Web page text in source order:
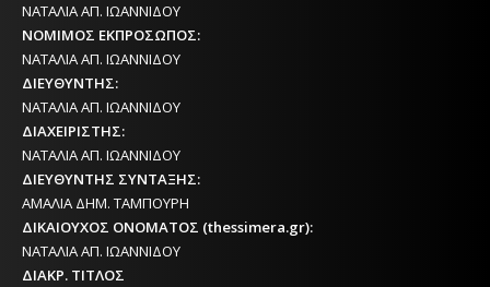
ΝΑΤΑΛΙΑ ΑΠ. ΙΩΑΝΝΙΔΟΥ
ΝΟΜΙΜΟΣ ΕΚΠΡΟΣΩΠΟΣ:
ΝΑΤΑΛΙΑ ΑΠ. ΙΩΑΝΝΙΔΟΥ
ΔΙΕΥΘΥΝΤΗΣ:
ΝΑΤΑΛΙΑ ΑΠ. ΙΩΑΝΝΙΔΟΥ
ΔΙΑΧΕΙΡΙΣΤΗΣ:
ΝΑΤΑΛΙΑ ΑΠ. ΙΩΑΝΝΙΔΟΥ
ΔΙΕΥΘΥΝΤΗΣ ΣΥΝΤΑΞΗΣ:
ΑΜΑΛΙΑ ΔΗΜ. ΤΑΜΠΟΥΡΗ
ΔΙΚΑΙΟΥΧΟΣ ΟΝΟΜΑΤΟΣ (thessimera.gr):
ΝΑΤΑΛΙΑ ΑΠ. ΙΩΑΝΝΙΔΟΥ
ΔΙΑΚΡ. ΤΙΤΛΟΣ